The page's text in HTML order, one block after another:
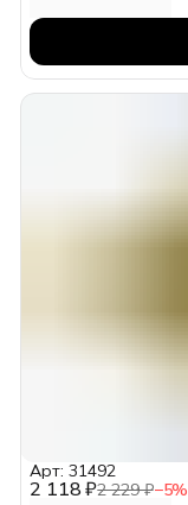
2 118 ₽2 229 ₽−5%
Арт: 31492